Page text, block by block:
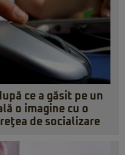
ce a găsit pe un
o imagine cu o
de socializare